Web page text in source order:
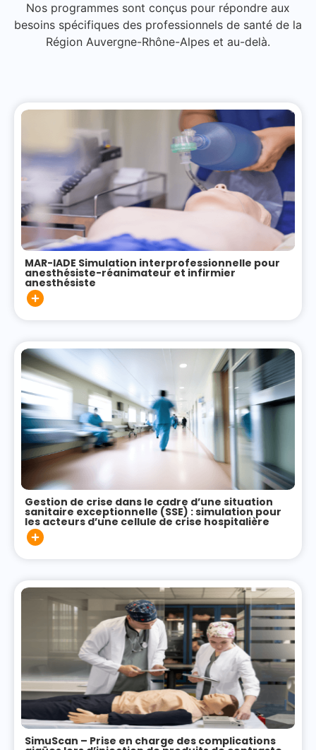
Nos programmes sont conçus pour répondre aux
besoins spécifiques des professionnels de santé de la
Région Auvergne-Rhône-Alpes et au-delà.
MAR-IADE Simulation interprofessionnelle pour
anesthésiste-réanimateur et infirmier
anesthésiste
Gestion de crise dans le cadre d’une situation
sanitaire exceptionnelle (SSE) : simulation pour
les acteurs d’une cellule de crise hospitalière
SimuScan – Prise en charge des complications